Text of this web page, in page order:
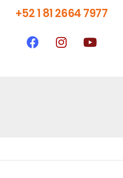
+52 1 81 2664 7977